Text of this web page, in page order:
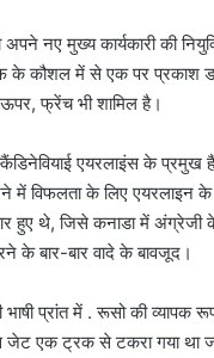
नए मुख्य कार्यकारी की
के कौशल में से एक पर प्रकाश
फ्रेंच भी शामिल है।
एयरलाइंस के
में विफलता के लिए एयरलाइन के
हुए थे, जिसे कनाडा में अंग्रेजी
के बार-बार वादे के बावजूद।
भाषी प्रांत में . रूसो की व्यापक
जेट एक ट्रक से टकरा गया था